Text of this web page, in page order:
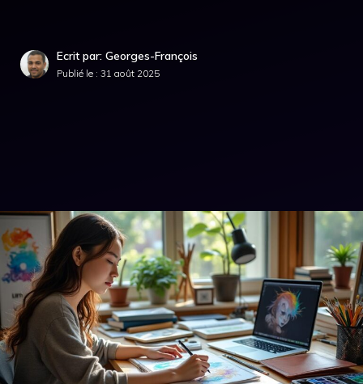
Ecrit par: Georges-François
Publié le : 31 août 2025